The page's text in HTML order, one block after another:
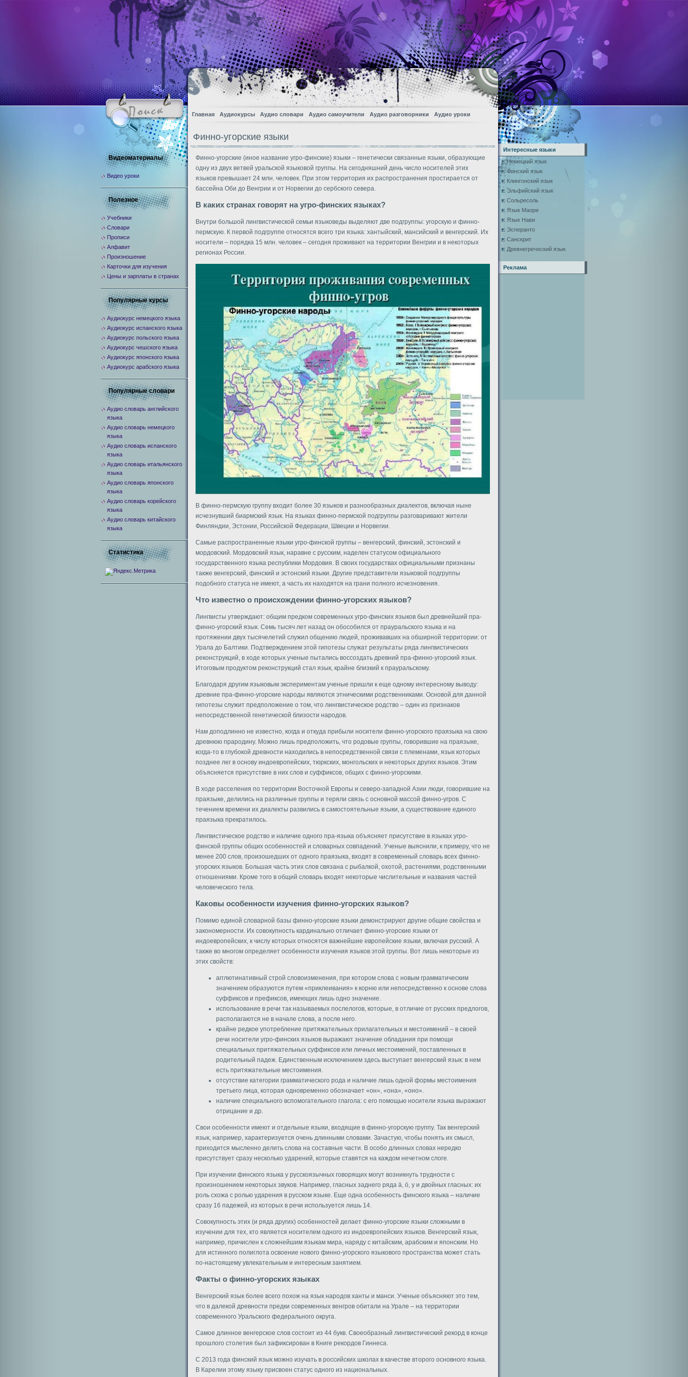
Главная Аудиокурсы Аудио словари Аудио самоучители Аудио разговорники Аудио уроки
Финно-угорские языки
Финно-угорские (иное название угро-финские) языки – генетически связанные языки, образующие
одну из двух ветвей уральской языковой группы. На сегодняшний день число носителей этих
языков превышает 24 млн. человек. При этом территория их распространения простирается от
бассейна Оби до Венгрии и от Норвегии до сербского севера.
В каких странах говорят на угро-финских языках?
Внутри большой лингвистической семьи языковеды выделяют две подгруппы: угорскую и финно-
пермскую. К первой подгруппе относятся всего три языка: хантыйский, мансийский и венгерский. Их
носители – порядка 15 млн. человек – сегодня проживают на территории Венгрии и в некоторых
регионах России.
В финно-пермскую группу входит более 30 языков и разнообразных диалектов, включая ныне
исчезнувший биармский язык. На языках финно-пермской подгруппы разговаривают жители
Финляндии, Эстонии, Российской Федерации, Швеции и Норвегии.
Самые распространенные языки угро-финской группы – венгерский, финский, эстонский и
мордовский. Мордовский язык, наравне с русским, наделен статусом официального
государственного языка республики Мордовия. В своих государствах официальными признаны
также венгерский, финский и эстонский языки. Другие представители языковой подгруппы
подобного статуса не имеют, а часть их находятся на грани полного исчезновения.
Что известно о происхождении финно-угорских языков?
Лингвисты утверждают: общим предком современных угро-финских языков был древнейший пра-
финно-угорский язык. Семь тысяч лет назад он обособился от прауральского языка и на
протяжении двух тысячелетий служил общению людей, проживавших на обширной территории: от
Урала до Балтики. Подтверждением этой гипотезы служат результаты ряда лингвистических
реконструкций, в ходе которых ученые пытались воссоздать древний пра-финно-угорский язык.
Итоговым продуктом реконструкций стал язык, крайне близкий к прауральскому.
Благодаря другим языковым экспериментам ученые пришли к еще одному интересному выводу:
древние пра-финно-угорские народы являются этническими родственниками. Основой для данной
гипотезы служит предположение о том, что лингвистическое родство – один из признаков
непосредственной генетической близости народов.
Нам доподлинно не известно, когда и откуда прибыли носители финно-угорского праязыка на свою
древнюю прародину. Можно лишь предположить, что родовые группы, говорившие на праязыке,
когда-то в глубокой древности находились в непосредственной связи с племенами, язык которых
позднее лег в основу индоевропейских, тюркских, монгольских и некоторых других языков. Этим
объясняется присутствие в них слов и суффиксов, общих с финно-угорскими.
В ходе расселения по территории Восточной Европы и северо-западной Азии люди, говорившие на
праязыке, делились на различные группы и теряли связь с основной массой финно-угров. С
течением времени их диалекты развились в самостоятельные языки, а существование единого
праязыка прекратилось.
Лингвистическое родство и наличие одного пра-языка объясняет присутствие в языках угро-
финской группы общих особенностей и словарных совпадений. Ученые выяснили, к примеру, что не
менее 200 слов, произошедших от одного праязыка, входят в современный словарь всех финно-
угорских языков. Большая часть этих слов связана с рыбалкой, охотой, растениями, родственными
отношениями. Кроме того в общий словарь входят некоторые числительные и названия частей
человеческого тела.
Каковы особенности изучения финно-угорских языков?
Помимо единой словарной базы финно-угорские языки демонстрируют другие общие свойства и
закономерности. Их совокупность кардинально отличает финно-угорские языки от
индоевропейских, к числу которых относятся важнейшие европейские языки, включая русский. А
также во многом определяет особенности изучения языков этой группы. Вот лишь некоторые из
этих свойств:
агглютинативный строй словоизменения, при котором слова с новым грамматическим
значением образуются путем «приклеивания» к корню или непосредственно к основе слова
суффиксов и префиксов, имеющих лишь одно значение.
использование в речи так называемых послелогов, которые, в отличие от русских предлогов,
располагаются не в начале слова, а после него.
крайне редкое употребление притяжательных прилагательных и местоимений – в своей
речи носители угро-финских языков выражают значение обладания при помощи
специальных притяжательных суффиксов или личных местоимений, поставленных в
родительный падеж. Единственным исключением здесь выступает венгерский язык: в нем
есть притяжательные местоимения.
отсутствие категории грамматического рода и наличие лишь одной формы местоимения
третьего лица, которая одновременно обозначает «он», «она», «оно».
наличие специального вспомогательного глагола: с его помощью носители языка выражают
отрицание и др.
Свои особенности имеют и отдельные языки, входящие в финно-угорскую группу. Так венгерский
язык, например, характеризуется очень длинными словами. Зачастую, чтобы понять их смысл,
приходится мысленно делить слова на составные части. В особо длинных словах нередко
присутствует сразу несколько ударений, которые ставятся на каждом нечетном слоге.
При изучении финского языка у русскоязычных говорящих могут возникнуть трудности с
произношением некоторых звуков. Например, гласных заднего ряда ä, ö, y и двойных гласных: их
роль схожа с ролью ударения в русском языке. Еще одна особенность финского языка – наличие
сразу 16 падежей, из которых в речи используется лишь 14.
Совокупность этих (и ряда других) особенностей делает финно-угорские языки сложными в
изучении для тех, кто является носителем одного из индоевропейских языков. Венгерский язык,
например, причислен к сложнейшим языкам мира, наряду с китайским, арабским и японским. Но
для истинного полиглота освоение нового финно-угорского языкового пространства может стать
по-настоящему увлекательным и интересным занятием.
Факты о финно-угорских языках
Венгерский язык более всего похож на язык народов ханты и манси. Ученые объясняют это тем,
что в далекой древности предки современных венгров обитали на Урале – на территории
современного Уральского федерального округа.
Самое длинное венгерское слов состоит из 44 букв. Своеобразный лингвистический рекорд в конце
прошлого столетия был зафиксирован в Книге рекордов Гиннеса.
С 2013 года финский язык можно изучать в российских школах в качестве второго основного языка.
В Карелии этому языку присвоен статус одного из национальных.
Видеоматериалы
Видео уроки
Полезное
Учебники
Словари
Прописи
Алфавит
Произношение
Карточки для изучения
Цены и зарплаты в странах
Популярные курсы
Аудиокурс немецкого языка
Аудиокурс испанского языка
Аудиокурс польского языка
Аудиокурс чешского языка
Аудиокурс японского языка
Аудиокурс арабского языка
Популярные словари
Аудио словарь английского
языка
Аудио словарь немецкого
языка
Аудио словарь испанского
языка
Аудио словарь итальянского
языка
Аудио словарь японского
языка
Аудио словарь корейского
языка
Аудио словарь китайского
языка
Статистика
Интересные языки
Немецкий язык
Финский язык
Клингонский язык
Эльфийский язык
Сольресоль
Язык Маори
Язык Нави
Эсперанто
Санскрит
Древнегреческий язык
Реклама